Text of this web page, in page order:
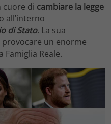
cuore di cambiare la legge
all’interno
di Stato. La sua
un enorme
Famiglia Reale.